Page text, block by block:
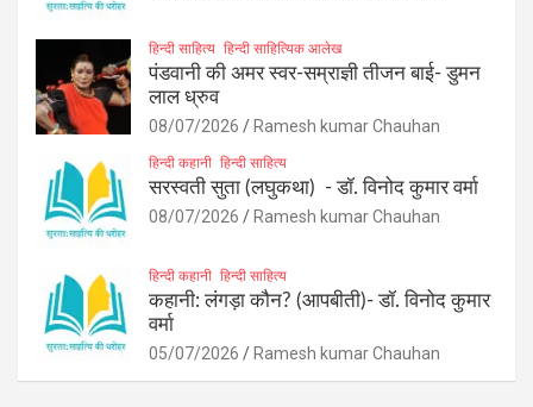
हिन्दी साहित्य हिन्दी साहित्यिक आलेख
पंडवानी की अमर स्वर-सम्राज्ञी तीजन बाई- डुमन
लाल ध्रुव
08/07/2026 Ramesh kumar Chauhan
हिन्दी कहानी हिन्दी साहित्य
सरस्वती सुता (लघुकथा) ​- डॉ. विनोद कुमार वर्मा
08/07/2026 Ramesh kumar Chauhan
हिन्दी कहानी हिन्दी साहित्य
कहानी: लंगड़ा कौन? (आपबीती)​- डॉ. विनोद कुमार
वर्मा
05/07/2026 Ramesh kumar Chauhan